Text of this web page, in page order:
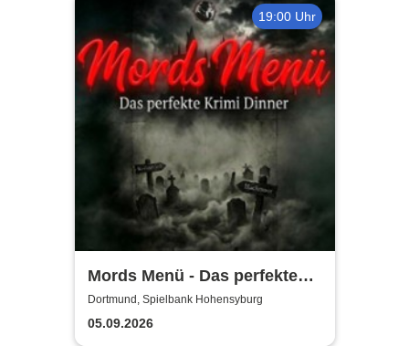
19:00 Uhr
Mords Menü - Das perfekte
Krimi Dinner
Dortmund, Spielbank Hohensyburg
05.09.2026